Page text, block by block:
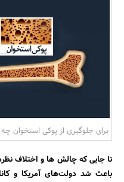
برای جلوگیری از پوکی استخوان چه
تا جایی که چالش ها و اختلاف
باعث شد دولت‌های آمریکا و